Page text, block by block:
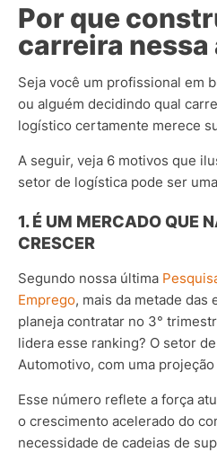
Por que
carreira nessa
Seja você um profissional em
ou alguém decidindo qual
logístico certamente merece
A seguir, veja 6 motivos que
setor de logística pode ser
1. É UM MERCADO QUE
CRESCER
Segundo nossa última
Emprego, mais da metade das
planeja contratar no 3°
lidera esse ranking? O setor
Automotivo, com uma
Esse número reflete a força
o crescimento acelerado do
necessidade de cadeias de